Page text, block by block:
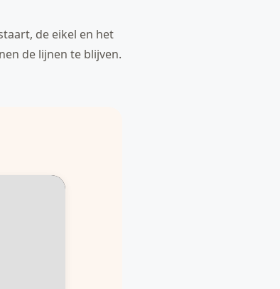
de eikel en het
de lijnen te blijven.